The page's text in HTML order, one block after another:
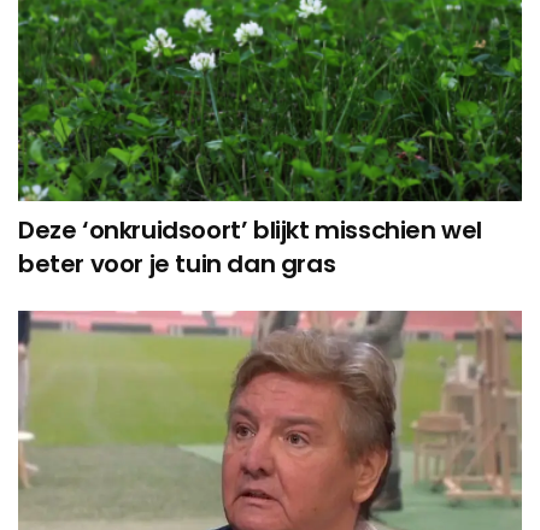
Deze ‘onkruidsoort’ blijkt misschien wel
beter voor je tuin dan gras